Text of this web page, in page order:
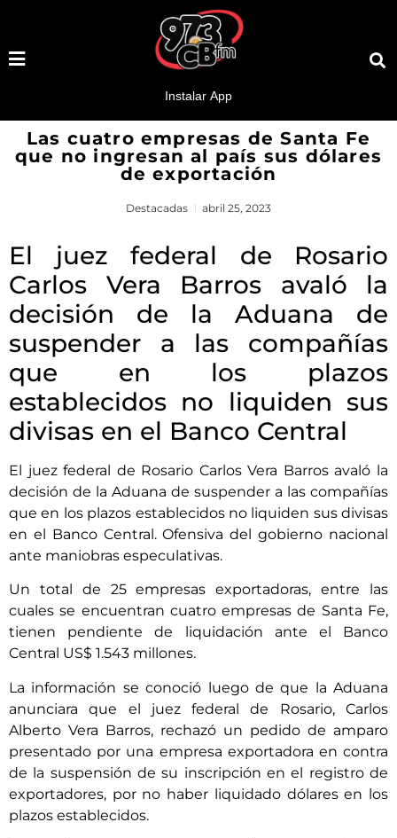
Las cuatro empresas de Santa Fe
que no ingresan al país sus dólares
de exportación
Destacadas abril 25, 2023
El juez federal de Rosario
Carlos Vera Barros avaló la
decisión de la Aduana de
suspender a las compañías
que en los plazos
establecidos no liquiden sus
divisas en el Banco Central
El juez federal de Rosario Carlos Vera Barros avaló la
decisión de la Aduana de suspender a las compañías
que en los plazos establecidos no liquiden sus divisas
en el Banco Central. Ofensiva del gobierno nacional
ante maniobras especulativas.
Un total de 25 empresas exportadoras, entre las
cuales se encuentran cuatro empresas de Santa Fe,
tienen pendiente de liquidación ante el Banco
Central US$ 1.543 millones.
La información se conoció luego de que la Aduana
anunciara que el juez federal de Rosario, Carlos
Alberto Vera Barros, rechazó un pedido de amparo
presentado por una empresa exportadora en contra
de la suspensión de su inscripción en el registro de
exportadores, por no haber liquidado dólares en los
plazos establecidos.